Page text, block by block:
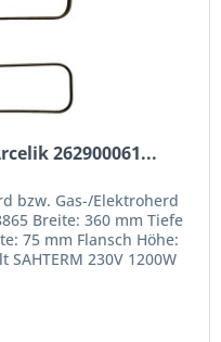
262900061...
bzw. Gas-/Elektroherd
Breite: 360 mm Tiefe
75 mm Flansch Höhe:
230V 1200W